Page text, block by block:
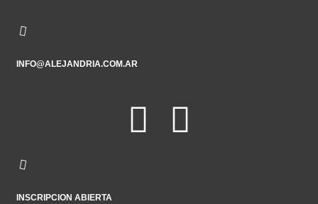
INFO@ALEJANDRIA.COM.AR
INSCRIPCION ABIERTA